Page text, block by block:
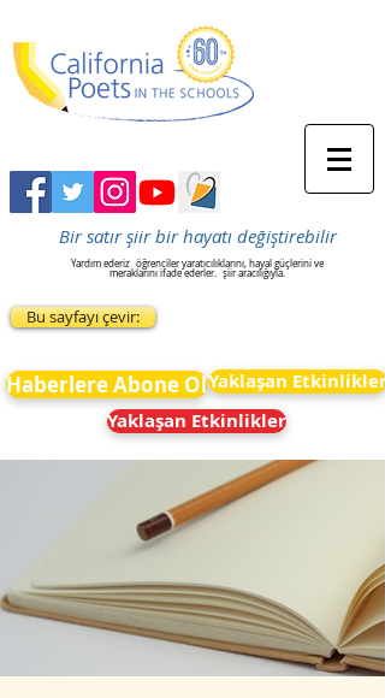
Bir satır şiir bir hayatı değiştirebilir
Yardım ederiz öğrenciler yaratıcılıklarını, hayal güçlerini ve
meraklarını ifade ederler. şiir aracılığıyla.
Bu sayfayı çevir:
Haberlere Abone OlYaklaşan Etkinlikler
Yaklaşan Etkinlikler